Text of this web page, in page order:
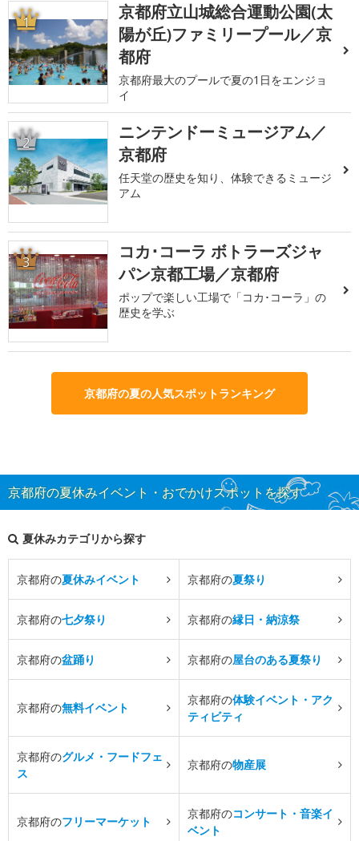
1
京都府立山城総合運動公園(太
陽が丘)ファミリープール／京
都府
京都府最大のプールで夏の1日をエンジョ
イ
2
ニンテンドーミュージアム／
京都府
任天堂の歴史を知り、体験できるミュージ
アム
3
コカ･コーラ ボトラーズジャ
パン京都工場／京都府
ポップで楽しい工場で「コカ･コーラ」の
歴史を学ぶ
京都府の夏の人気スポットランキング
京都府の夏休みイベント・おでかけスポットを探す
夏休みカテゴリから探す
京都府の夏休みイベント 京都府の夏祭り
京都府の七夕祭り 京都府の縁日・納涼祭
京都府の盆踊り 京都府の屋台のある夏祭り
京都府の無料イベント
京都府の体験イベント・アク
ティビティ
京都府のグルメ・フードフェ
ス
京都府の物産展
京都府のフリーマーケット
京都府のコンサート・音楽イ
ベント